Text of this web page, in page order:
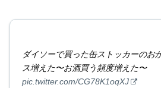
ダイソーで買った缶ストッカーのお
ス増えた〜お酒買う頻度増えた〜
pic.twitter.com/CG78K1oqXJ